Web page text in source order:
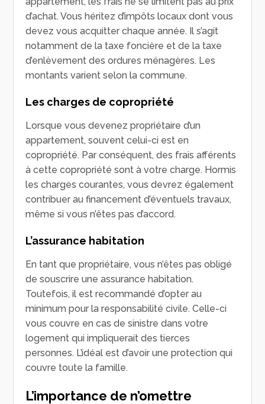
d’achat. Vous héritez d’impôts locaux dont vous
devez vous acquitter chaque année. Il s’agit
notamment de la taxe foncière et de la taxe
d’enlèvement des ordures ménagères. Les
montants varient selon la commune.
Les charges de copropriété
Lorsque vous devenez propriétaire d’un
appartement, souvent celui-ci est en
copropriété. Par conséquent, des frais afférents
à cette copropriété sont à votre charge. Hormis
les charges courantes, vous devrez également
contribuer au financement d’éventuels travaux,
même si vous n’êtes pas d’accord.
L’assurance habitation
En tant que propriétaire, vous n’êtes pas obligé
de souscrire une assurance habitation.
Toutefois, il est recommandé d’opter au
minimum pour la responsabilité civile. Celle-ci
vous couvre en cas de sinistre dans votre
logement qui impliquerait des tierces
personnes. L’idéal est d’avoir une protection qui
couvre toute la famille.
L’importance de n’omettre